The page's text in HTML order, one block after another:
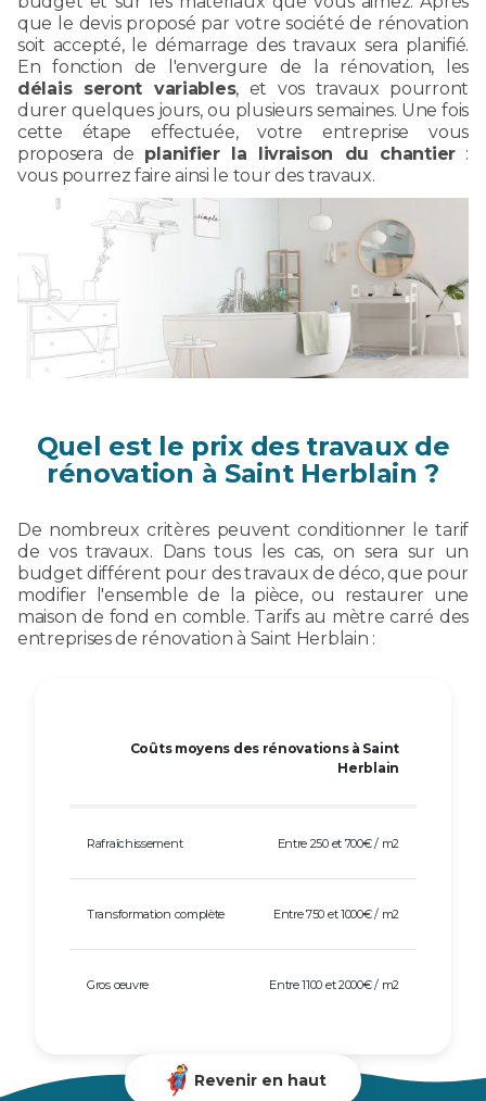
que le devis proposé par votre société de rénovation
soit accepté, le démarrage des travaux sera planifié.
En fonction de l'envergure de la rénovation, les
délais seront variables, et vos travaux pourront
durer quelques jours, ou plusieurs semaines. Une fois
cette étape effectuée, votre entreprise vous
proposera de planifier la livraison du chantier:
vous pourrez faire ainsi le tour des travaux.
Quel est le prix des travaux de
rénovation à Saint Herblain ?
De nombreux critères peuvent conditionner le tarif
de vos travaux. Dans tous les cas, on sera sur un
budget différent pour des travaux de déco, que pour
modifier l'ensemble de la pièce, ou restaurer une
maison de fond en comble. Tarifs au mètre carré des
entreprises de rénovation à Saint Herblain :
Coûts moyens des rénovations à Saint
Herblain
Rafraîchissement Entre 250 et 700€ / m2
Transformation complète Entre 750 et 1000€ / m2
Gros œuvre Entre 1100 et 2000€ / m2
Revenir en haut